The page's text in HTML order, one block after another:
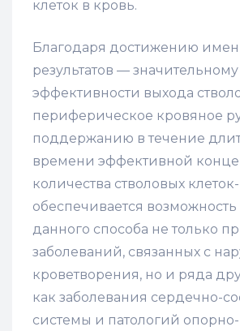
клеток в кровь.
Благодаря достижению
результатов —
эффективности выхода
периферическое кровяное
поддержанию в течение
времени эффективной
количества стволовых клеток-
обеспечивается
данного способа не только
заболеваний, связанных с
кроветворения, но и ряда
как заболевания сердечно-
системы и патологий опорно-